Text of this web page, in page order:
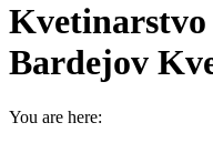
Bardejov
You are here: